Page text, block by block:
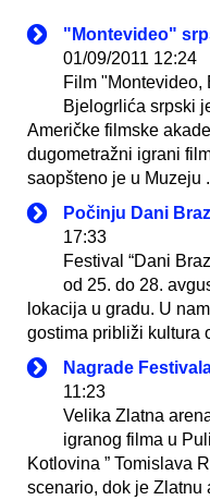
"Montevideo"
01/09/2011 12:24
Film "Montevideo,
Bjelogrlića srpski
Američke filmske
dugometražni igrani
saopšteno je u Muzeju
Počinju Dani
17:33
Festival “Dani
od 25. do 28.
lokacija u gradu. U
gostima približi kultura
Nagrade
11:23
Velika Zlatna
igranog filma u
Kotlovina ” Tomislava
scenario, dok je Zlatnu